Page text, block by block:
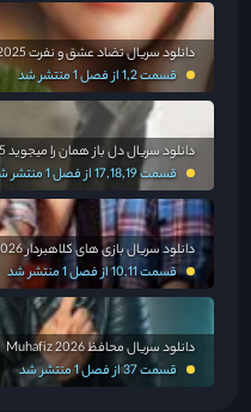
دانلود سریال تضاد عشق و نفرت Bua and Khwan 2025
قسمت 1,2 از فصل 1 منتشر شد
دانلود سریال دل باز همان را میجوید Dil Dhoondta Hai Phir Wohi 2025
قسمت 17,18,19 از فصل 1 منتشر شد
دانلود سریال بازی های کلاهبردار The Scammer Games 2026
قسمت 10,11 از فصل 1 منتشر شد
دانلود سریال محافظ Muhafiz 2026
قسمت 37 از فصل 1 منتشر شد